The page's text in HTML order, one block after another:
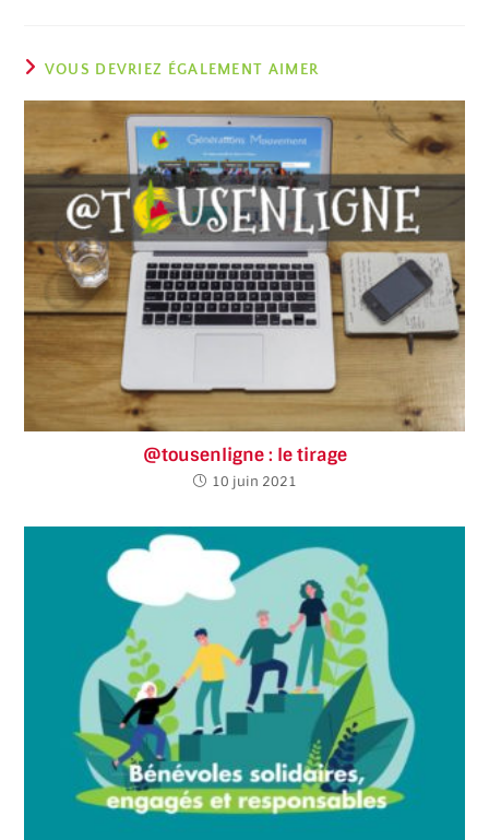
VOUS DEVRIEZ ÉGALEMENT AIMER
@tousenligne : le tirage
10 juin 2021